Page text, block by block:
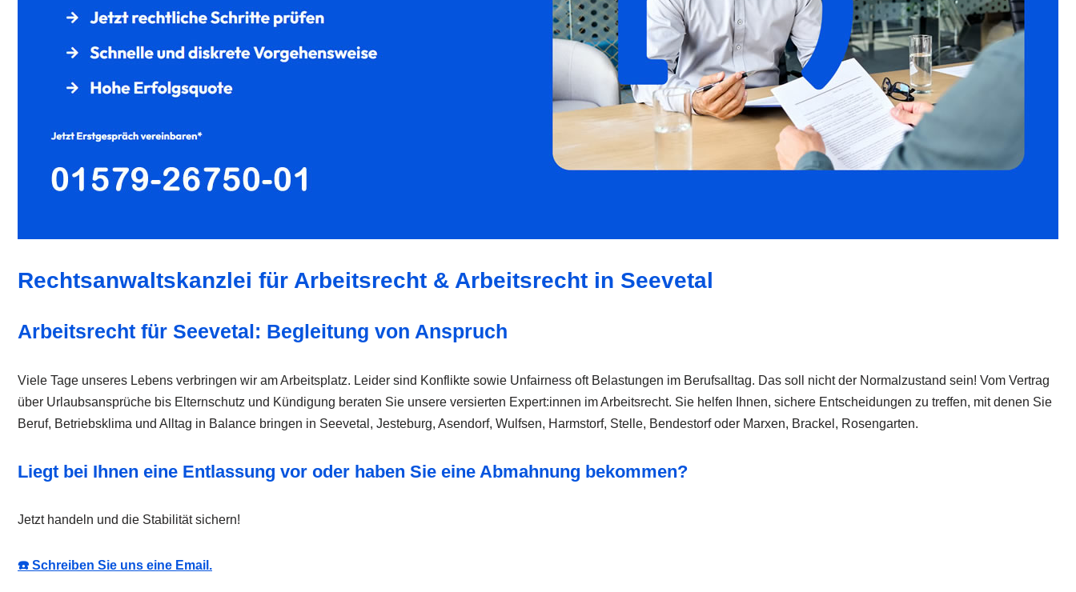
Rechtsanwaltskanzlei für Arbeitsrecht & Arbeitsrecht in Seevetal
Arbeitsrecht für Seevetal: Begleitung von Anspruch
Viele Tage unseres Lebens verbringen wir am Arbeitsplatz. Leider sind Konflikte sowie Unfairness oft Belastungen im Berufsalltag. Das soll nicht der Normalzustand sein! Vom Vertrag
über Urlaubsansprüche bis Elternschutz und Kündigung beraten Sie unsere versierten Expert:innen im Arbeitsrecht. Sie helfen Ihnen, sichere Entscheidungen zu treffen, mit denen Sie
Beruf, Betriebsklima und Alltag in Balance bringen in Seevetal, Jesteburg, Asendorf, Wulfsen, Harmstorf, Stelle, Bendestorf oder Marxen, Brackel, Rosengarten.
Liegt bei Ihnen eine Entlassung vor oder haben Sie eine Abmahnung bekommen?
Jetzt handeln und die Stabilität sichern!
☎️ Schreiben Sie uns eine Email.